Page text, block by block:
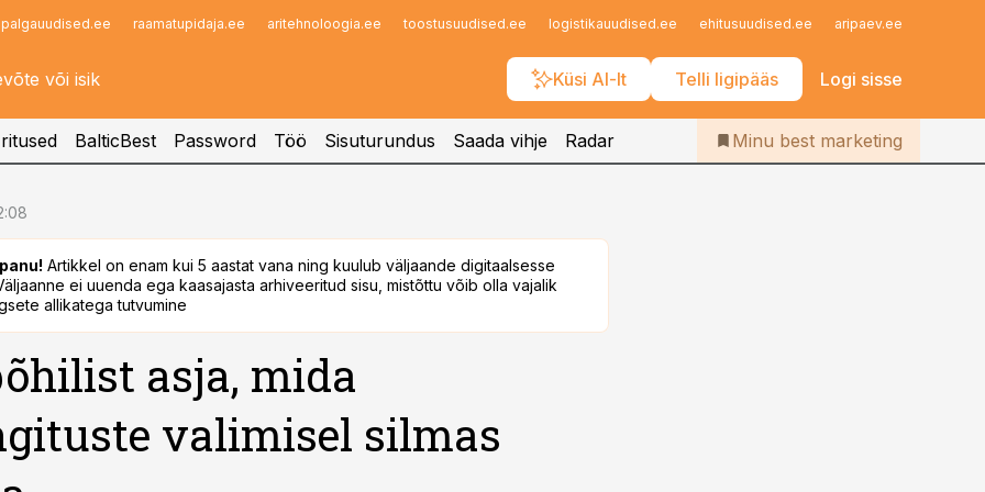
palgauudised.ee raamatupidaja.ee aritehnoloogia.ee toostusuudised.ee logistikauudised.ee ehitusuudised.ee aripaev.ee
Küsi AI-lt Telli ligipääs Logi sisse
Infopank
Iseteenindus
Telli Bestmarketing
BalticBest Password Töö Sisuturundus Saada vihje Radar Minu best marketing
Artikkel on enam kui 5 aastat vana ning kuulub väljaande digitaalsesse
ei uuenda ega kaasajasta arhiveeritud sisu, mistõttu võib olla vajalik
allikatega tutvumine
asja, mida
valimisel silmas